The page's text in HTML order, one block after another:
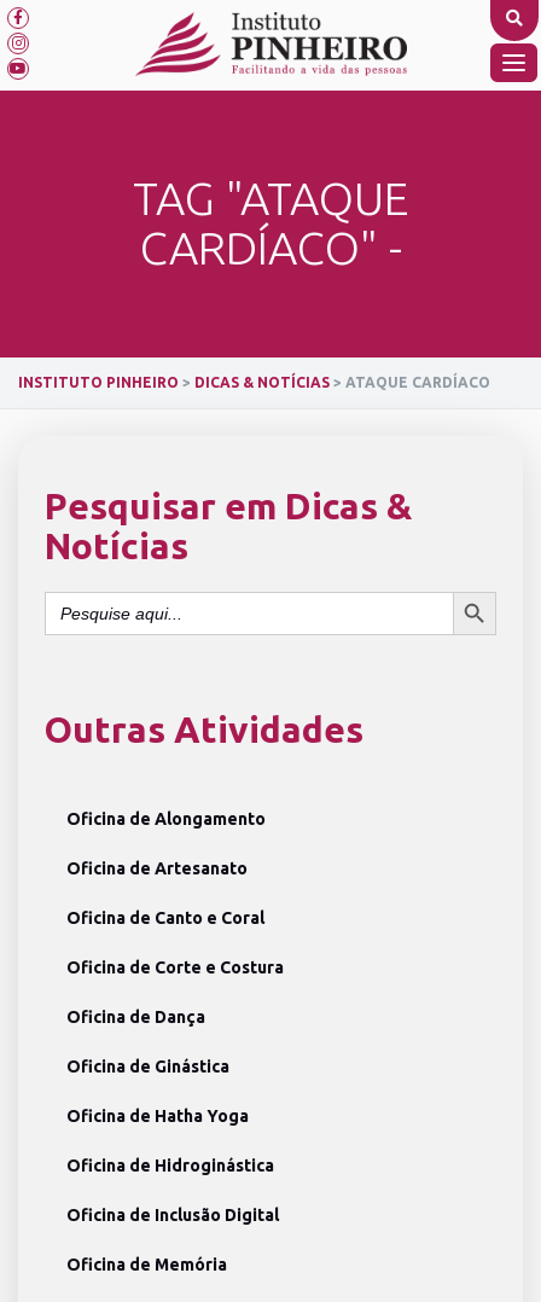
Skip
to
content
TAG "ATAQUE
CARDÍACO" -
INSTITUTO PINHEIRO > DICAS & NOTÍCIAS > ATAQUE CARDÍACO
Pesquisar em Dicas &
Notícias
Search
for:
SEARCH BUTTON
Outras Atividades
Oficina de Alongamento
Oficina de Artesanato
Oficina de Canto e Coral
Oficina de Corte e Costura
Oficina de Dança
Oficina de Ginástica
Oficina de Hatha Yoga
Oficina de Hidroginástica
Oficina de Inclusão Digital
Oficina de Memória